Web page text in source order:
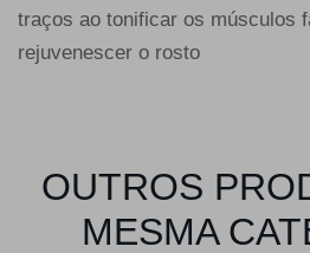
traços ao tonificar os músculos
rejuvenescer o rosto
OUTROS
MESMA